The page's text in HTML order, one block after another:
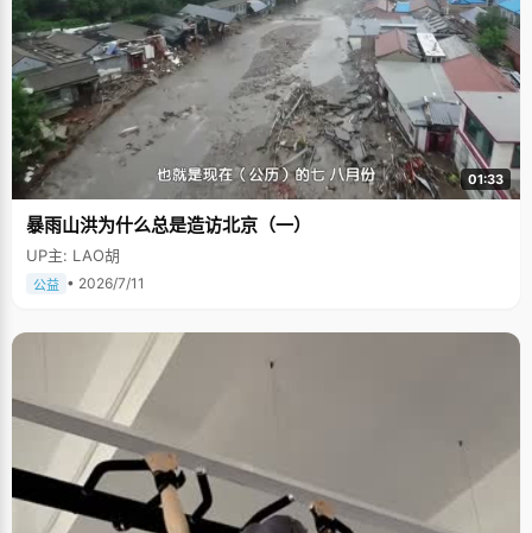
01:33
暴雨山洪为什么总是造访北京（一）
UP主: LAO胡
公益 • 2026/7/11